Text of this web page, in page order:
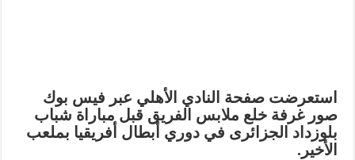
استعرضت صفحة النادي الأهلي عبر فيس بوك
صور غرفة خلع ملابس الفريق قبل مباراة شباب
بلوزداد الجزائرى في دوري أبطال أفريقيا بملعب
الأخير.